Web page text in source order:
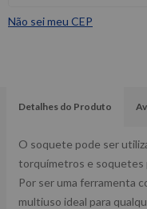
Não sei meu CEP
Detalhes do Produto
O soquete pode ser
torquímetros e soquetes
Por ser uma ferramenta
multiuso ideal para